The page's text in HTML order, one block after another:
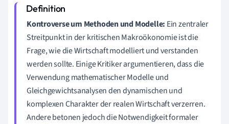
Kontroverse um Methoden und Modelle: Ein zentraler
Streitpunkt in der kritischen Makroökonomie ist die
Frage, wie die Wirtschaft modelliert und verstanden
werden sollte. Einige Kritiker argumentieren, dass die
Verwendung mathematischer Modelle und
Gleichgewichtsanalysen den dynamischen und
komplexen Charakter der realen Wirtschaft verzerren.
Andere betonen jedoch die Notwendigkeit formaler